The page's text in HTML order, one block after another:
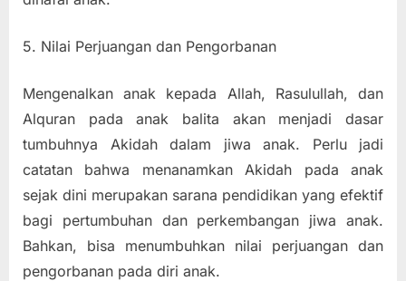
5. Nilai Perjuangan dan Pengorbanan
Mengenalkan anak kepada Allah, Rasulullah, dan
Alquran pada anak balita akan menjadi dasar
tumbuhnya Akidah dalam jiwa anak. Perlu jadi
catatan bahwa menanamkan Akidah pada anak
sejak dini merupakan sarana pendidikan yang efektif
bagi pertumbuhan dan perkembangan jiwa anak.
Bahkan, bisa menumbuhkan nilai perjuangan dan
pengorbanan pada diri anak.